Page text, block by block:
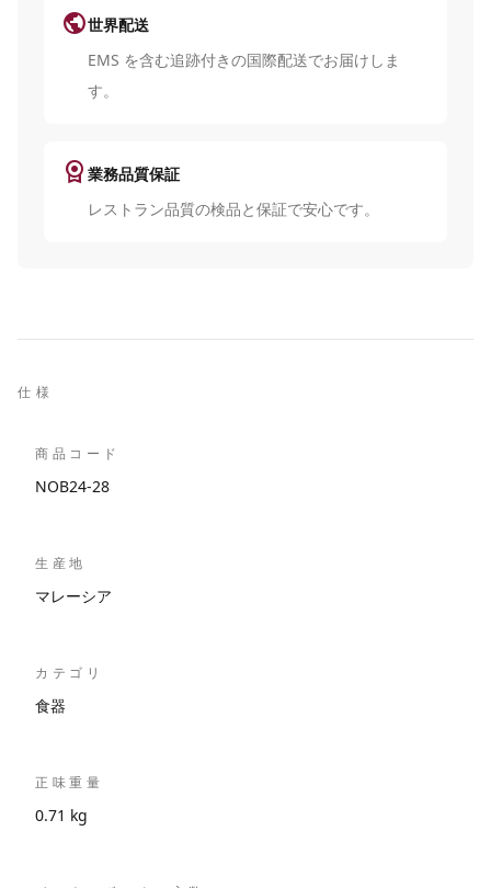
public世界配送
EMS を含む追跡付きの国際配送でお届けしま
す。
license 業務品質保証
レストラン品質の検品と保証で安心です。
仕様
商品コード
NOB24-28
生産地
マレーシア
カテゴリ
食器
正味重量
0.71 kg